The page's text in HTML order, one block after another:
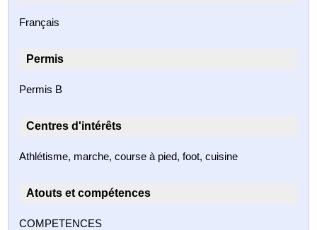
Français
Permis
Permis B
Centres d'intérêts
Athlétisme, marche, course à pied, foot, cuisine
Atouts et compétences
COMPETENCES